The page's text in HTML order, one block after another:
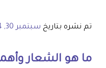
تم نشره بتاريخ سبتمبر 30, 2024
ما هو الشعار